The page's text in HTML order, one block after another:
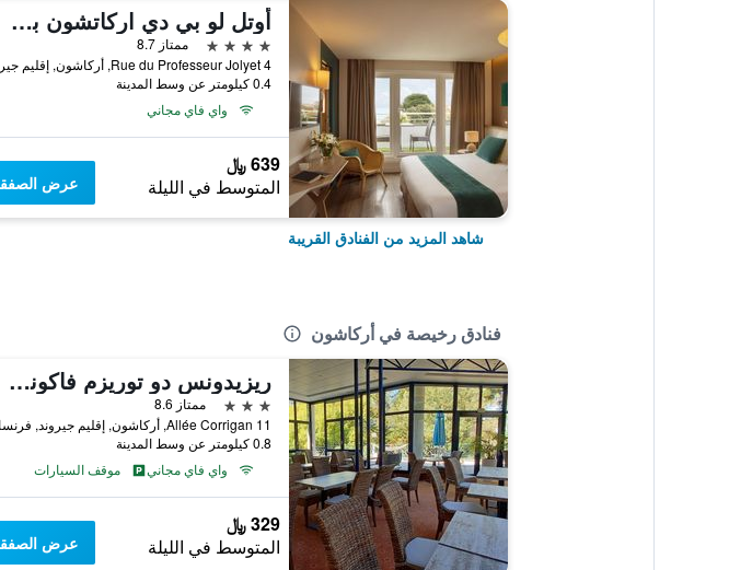
أوتل لو بي دي اركاتشون باي إنوود هوتل
4 نجوم
ممتاز 8.7
0.4 كيلومتر عن وسط المدينة
واي فاي مجاني
639 ﷼
المتوسط في الليلة عرض
شاهد المزيد من الفنادق القريبة
فنادق رخيصة في أركاشون
ريزيدونس دو توريزم فاكونس بلو فيلا ريجينا
3 نجوم
ممتاز 8.6
11 Allée Corrigan, أركاشون, إقليم جيروند, فرنسا
0.8 كيلومتر عن وسط المدينة
واي فاي مجاني
موقف السيارات
329 ﷼
المتوسط في الليلة عرض